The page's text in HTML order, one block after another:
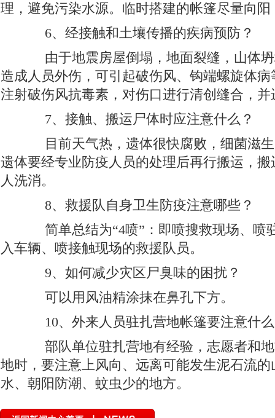
理，避免污染水源。临时搭建的帐篷尽量向
6、经接触和土壤传播的疾病预防？
由于地震房屋倒塌，地面裂缝，山体坍
造成人员外伤，可引起破伤风、钩端螺旋体
注射破伤风抗毒素，对伤口进行清创缝合，
7、接触、搬运尸体时应注意什么？
目前天气热，遗体很快腐败，细菌滋生
遗体要经专业防疫人员的处理后再行搬运，
人洗消。
8、救援队自身卫生防疫注意哪些？
简单总结为“4喷”：即喷搜救现场、喷
入车辆、喷接触现场的救援队员。
9、如何减少灾区尸臭味的困扰？
可以用风油精涂抹在鼻孔下方。
10、外来人员驻扎营地帐篷要注意什
部队单位驻扎营地有经验，志愿者和地
地时，要注意上风向、远离可能发生泥石流
水、朝阳防潮、蚊虫少的地方。